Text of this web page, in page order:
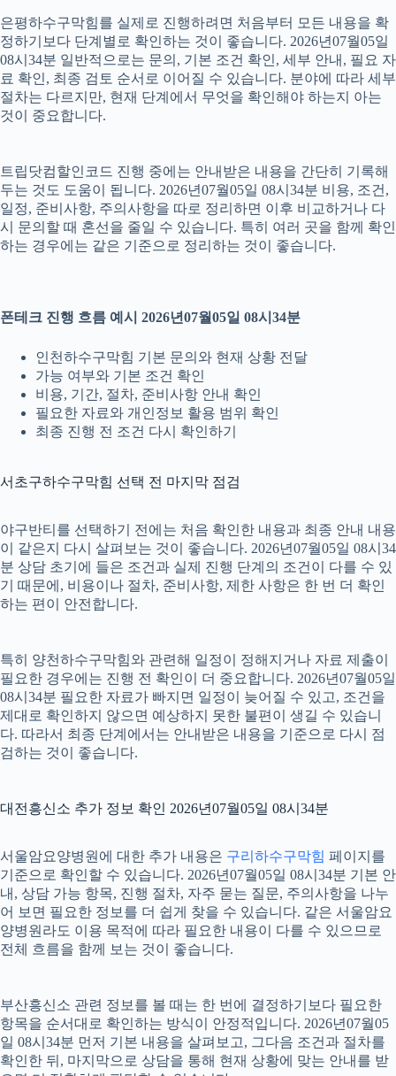
은평하수구막힘를 실제로 진행하려면 처음부터 모든 내용을 확
정하기보다 단계별로 확인하는 것이 좋습니다. 2026년07월05일
08시34분 일반적으로는 문의, 기본 조건 확인, 세부 안내, 필요 자
료 확인, 최종 검토 순서로 이어질 수 있습니다. 분야에 따라 세부
절차는 다르지만, 현재 단계에서 무엇을 확인해야 하는지 아는
것이 중요합니다.
트립닷컴할인코드 진행 중에는 안내받은 내용을 간단히 기록해
두는 것도 도움이 됩니다. 2026년07월05일 08시34분 비용, 조건,
일정, 준비사항, 주의사항을 따로 정리하면 이후 비교하거나 다
시 문의할 때 혼선을 줄일 수 있습니다. 특히 여러 곳을 함께 확인
하는 경우에는 같은 기준으로 정리하는 것이 좋습니다.
폰테크 진행 흐름 예시 2026년07월05일 08시34분
인천하수구막힘 기본 문의와 현재 상황 전달
가능 여부와 기본 조건 확인
비용, 기간, 절차, 준비사항 안내 확인
필요한 자료와 개인정보 활용 범위 확인
최종 진행 전 조건 다시 확인하기
서초구하수구막힘 선택 전 마지막 점검
야구반티를 선택하기 전에는 처음 확인한 내용과 최종 안내 내용
이 같은지 다시 살펴보는 것이 좋습니다. 2026년07월05일 08시34
분 상담 초기에 들은 조건과 실제 진행 단계의 조건이 다를 수 있
기 때문에, 비용이나 절차, 준비사항, 제한 사항은 한 번 더 확인
하는 편이 안전합니다.
특히 양천하수구막힘와 관련해 일정이 정해지거나 자료 제출이
필요한 경우에는 진행 전 확인이 더 중요합니다. 2026년07월05일
08시34분 필요한 자료가 빠지면 일정이 늦어질 수 있고, 조건을
제대로 확인하지 않으면 예상하지 못한 불편이 생길 수 있습니
다. 따라서 최종 단계에서는 안내받은 내용을 기준으로 다시 점
검하는 것이 좋습니다.
대전흥신소 추가 정보 확인 2026년07월05일 08시34분
서울암요양병원에 대한 추가 내용은 구리하수구막힘 페이지를
기준으로 확인할 수 있습니다. 2026년07월05일 08시34분 기본 안
내, 상담 가능 항목, 진행 절차, 자주 묻는 질문, 주의사항을 나누
어 보면 필요한 정보를 더 쉽게 찾을 수 있습니다. 같은 서울암요
양병원라도 이용 목적에 따라 필요한 내용이 다를 수 있으므로
전체 흐름을 함께 보는 것이 좋습니다.
부산흥신소 관련 정보를 볼 때는 한 번에 결정하기보다 필요한
항목을 순서대로 확인하는 방식이 안정적입니다. 2026년07월05
일 08시34분 먼저 기본 내용을 살펴보고, 그다음 조건과 절차를
확인한 뒤, 마지막으로 상담을 통해 현재 상황에 맞는 안내를 받